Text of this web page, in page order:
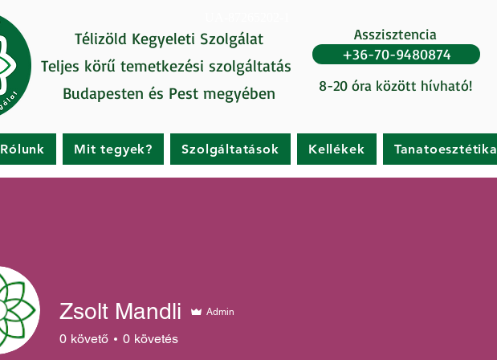
Télizöld Kegyeleti Szolgálat
Teljes körű temetkezési szolgáltatás
Budapesten és Pest megyében
Asszisztencia
8-20 óra között hívható!
+36-70-9480874
Rólunk Mit tegyek? Szolgáltatások Kellékek Tanatoesztétika
Zsolt Mandli Admin
0 követő 0 követés